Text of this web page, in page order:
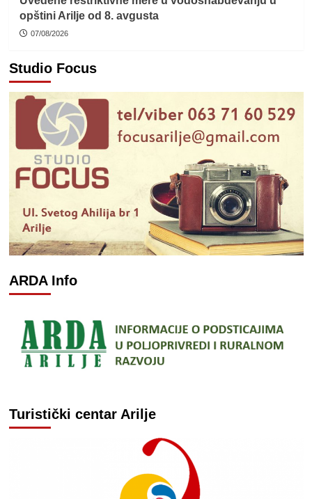
opštini Arilje od 8. avgusta
07/08/2026
Studio Focus
ARDA Info
Turistički centar Arilje